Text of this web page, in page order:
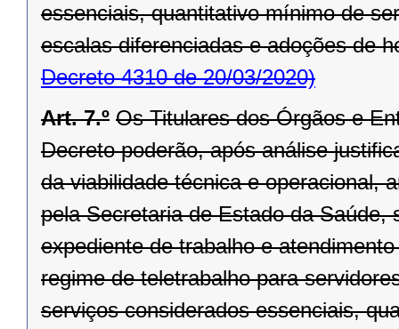
essenciais, quantitativo mínimo de
escalas diferenciadas e adoções de
Decreto 4310 de 20/03/2020)
Art. 7.º Os Titulares dos Órgãos e
Decreto poderão, após análise
da viabilidade técnica e operacional,
pela Secretaria de Estado da
expediente de trabalho e
regime de teletrabalho para
serviços considerados essenciais,